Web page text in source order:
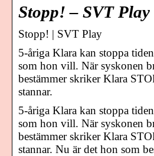
Stopp! – SVT Play
Stopp! | SVT Play
5-åriga Klara kan stoppa
som hon vill. När syskonen
bestämmer skriker Klara
stannar.
5-åriga Klara kan stoppa
som hon vill. När syskonen
bestämmer skriker Klara
stannar. Nu är det hon som